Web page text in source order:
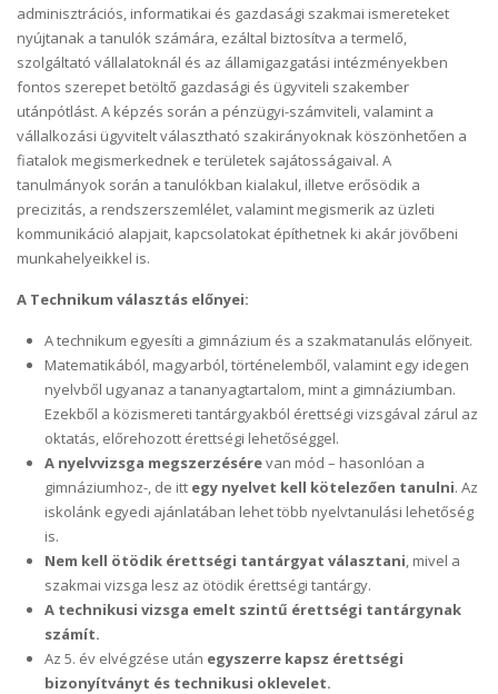
adminisztrációs, informatikai és gazdasági szakmai ismereteket
nyújtanak a tanulók számára, ezáltal biztosítva a termelő,
szolgáltató vállalatoknál és az államigazgatási intézményekben
fontos szerepet betöltő gazdasági és ügyviteli szakember
utánpótlást. A képzés során a pénzügyi-számviteli, valamint a
vállalkozási ügyvitelt választható szakirányoknak köszönhetően a
fiatalok megismerkednek e területek sajátosságaival. A
tanulmányok során a tanulókban kialakul, illetve erősödik a
precizitás, a rendszerszemlélet, valamint megismerik az üzleti
kommunikáció alapjait, kapcsolatokat építhetnek ki akár jövőbeni
munkahelyeikkel is.
A Technikum választás előnyei:
A technikum egyesíti a gimnázium és a szakmatanulás előnyeit.
Matematikából, magyarból, történelemből, valamint egy idegen
nyelvből ugyanaz a tananyagtartalom, mint a gimnáziumban.
Ezekből a közismereti tantárgyakból érettségi vizsgával zárul az
oktatás, előrehozott érettségi lehetőséggel.
A nyelvvizsga megszerzésérevan mód – hasonlóan a
gimnáziumhoz-, de itt egy nyelvet kell kötelezően tanulni. Az
iskolánk egyedi ajánlatában lehet több nyelvtanulási lehetőség
is.
Nem kell ötödik érettségi tantárgyat választani , mivel a
szakmai vizsga lesz az ötödik érettségi tantárgy.
A technikusi vizsga emelt szintű érettségi tantárgynak
számít.
Az 5. év elvégzése után egyszerre kapsz érettségi
bizonyítványt és technikusi oklevelet.